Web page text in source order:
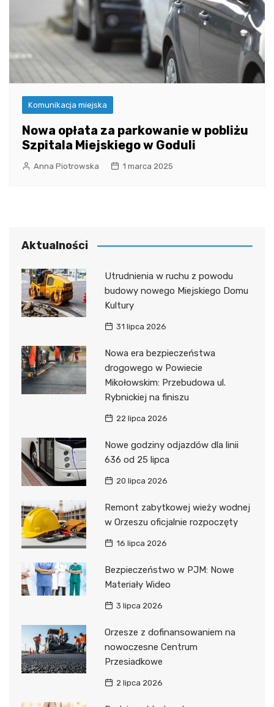
Komunikacja miejska
Nowa opłata za parkowanie w pobliżu
Szpitala Miejskiego w Goduli
Anna Piotrowska 1 marca 2025
Aktualności
Utrudnienia w ruchu z powodu
budowy nowego Miejskiego Domu
Kultury
31 lipca 2026
Nowa era bezpieczeństwa
drogowego w Powiecie
Mikołowskim: Przebudowa ul.
Rybnickiej na finiszu
22 lipca 2026
Nowe godziny odjazdów dla linii
636 od 25 lipca
20 lipca 2026
Remont zabytkowej wieży wodnej
w Orzeszu oficjalnie rozpoczęty
16 lipca 2026
Bezpieczeństwo w PJM: Nowe
Materiały Wideo
3 lipca 2026
Orzesze z dofinansowaniem na
nowoczesne Centrum
Przesiadkowe
2 lipca 2026